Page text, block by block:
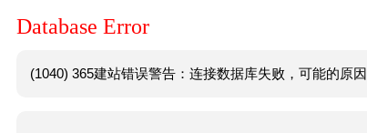
Database Error
(1040) 365建站错误警告：连接数据库失败，可能的原